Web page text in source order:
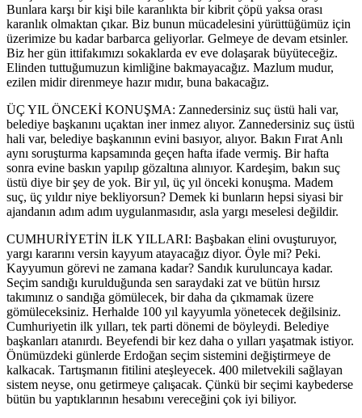
Bunlara karşı bir kişi bile karanlıkta bir kibrit çöpü yaksa orası
karanlık olmaktan çıkar. Biz bunun mücadelesini yürüttüğümüz için
üzerimize bu kadar barbarca geliyorlar. Gelmeye de devam etsinler.
Biz her gün ittifakımızı sokaklarda ev eve dolaşarak büyüteceğiz.
Elinden tuttuğumuzun kimliğine bakmayacağız. Mazlum mudur,
ezilen midir direnmeye hazır mıdır, buna bakacağız.
ÜÇ YIL ÖNCEKİ KONUŞMA: Zannedersiniz suç üstü hali var,
belediye başkanını uçaktan iner inmez alıyor. Zannedersiniz suç üstü
hali var, belediye başkanının evini basıyor, alıyor. Bakın Fırat Anlı
aynı soruşturma kapsamında geçen hafta ifade vermiş. Bir hafta
sonra evine baskın yapılıp gözaltına alınıyor. Kardeşim, bakın suç
üstü diye bir şey de yok. Bir yıl, üç yıl önceki konuşma. Madem
suç, üç yıldır niye bekliyorsun? Demek ki bunların hepsi siyasi bir
ajandanın adım adım uygulanmasıdır, asla yargı meselesi değildir.
CUMHURİYETİN İLK YILLARI: Başbakan elini ovuşturuyor,
yargı kararını versin kayyum atayacağız diyor. Öyle mi? Peki.
Kayyumun görevi ne zamana kadar? Sandık kuruluncaya kadar.
Seçim sandığı kurulduğunda sen saraydaki zat ve bütün hırsız
takımınız o sandığa gömülecek, bir daha da çıkmamak üzere
gömüleceksiniz. Herhalde 100 yıl kayyumla yönetecek değilsiniz.
Cumhuriyetin ilk yılları, tek parti dönemi de böyleydi. Belediye
başkanları atanırdı. Beyefendi bir kez daha o yılları yaşatmak istiyor.
Önümüzdeki günlerde Erdoğan seçim sistemini değiştirmeye de
kalkacak. Tartışmanın fitilini ateşleyecek. 400 miletvekili sağlayan
sistem neyse, onu getirmeye çalışacak. Çünkü bir seçimi kaybederse
bütün bu yaptıklarının hesabını vereceğini çok iyi biliyor.